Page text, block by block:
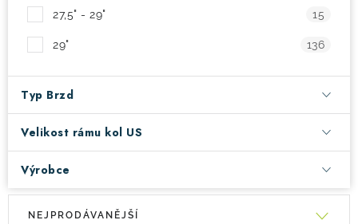
27,5" - 29" 15
29" 136
Typ Brzd
Velikost rámu kol US
Výrobce
V
Ř
NEJPRODÁVANĚJŠÍ